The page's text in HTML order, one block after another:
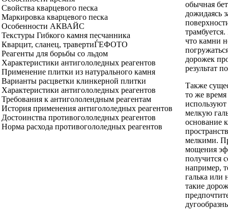
Свойства кварцевого песка
Маркировка кварцевого песка
Особенности АКВАЙС
Текстуры Гибкого камня песчанника
Кварцит, сланец, травертиЃEФОТО
Реагенты для борьбы со льдом
Характеристики антигололедных реагентов
Применение плитки из натурального камня
Варианты расцветки клинкерной плитки
Характеристики антигололедных реагентов
Требования к антигололендным реагентам
История применения антигололедных реагентов
Достоинства противогололедных реагентов
Норма расхода противогололедных реагентов
обычная
дожидаясь
что камни
дорожек
результат
Также
то же
мелкую
основание
мелкими.
мощения
получится
например,
галька или
такие